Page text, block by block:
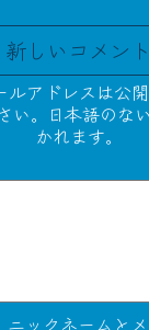
新しいコメン
ルアドレスは公
い。日本語のな
かれます。
ニックネームと